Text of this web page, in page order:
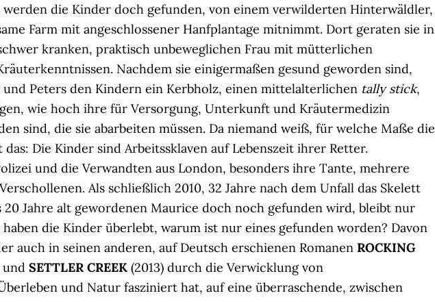
werden die Kinder doch gefunden, von einem verwilderten Hinterwäldler,
Farm mit angeschlossener Hanfplantage mitnimmt. Dort geraten sie in
kranken, praktisch unbeweglichen Frau mit mütterlichen
Nachdem sie einigermaßen gesund geworden sind,
Peters den Kindern ein Kerbholz, einen mittelalterlichen tally stick,
wie hoch ihre für Versorgung, Unterkunft und Kräutermedizin
sind, die sie abarbeiten müssen. Da niemand weiß, für welche Maße die
Die Kinder sind Arbeitssklaven auf Lebenszeit ihrer Retter.
und die Verwandten aus London, besonders ihre Tante, mehrere
Als schließlich 2010, 32 Jahre nach dem Unfall das Skelett
20 Jahre alt gewordenen Maurice doch noch gefunden wird, bleibt nur
haben die Kinder überlebt, warum ist nur eines gefunden worden? Davon
auch in seinen anderen, auf Deutsch erschienen Romanen ROCKING
und SETTLER CREEK (2013) durch die Verwicklung von
und Natur fasziniert hat, auf eine überraschende, zwischen